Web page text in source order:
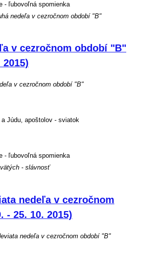
- ľubovoľná spomienka
nedeľa v cezročnom období "B"
v cezročnom období "B"
2015)
v cezročnom období "B"
Júdu, apoštolov - sviatok
- ľubovoľná spomienka
- slávnosť
nedeľa v cezročnom
- 25. 10. 2015)
nedeľa v cezročnom období "B"